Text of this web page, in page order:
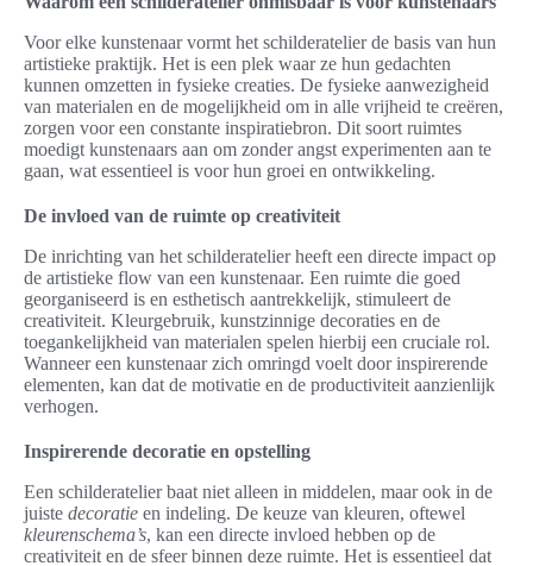
Voor elke kunstenaar vormt het schilderatelier de basis van hun
artistieke praktijk. Het is een plek waar ze hun gedachten
kunnen omzetten in fysieke creaties. De fysieke aanwezigheid
van materialen en de mogelijkheid om in alle vrijheid te creëren,
zorgen voor een constante inspiratiebron. Dit soort ruimtes
moedigt kunstenaars aan om zonder angst experimenten aan te
gaan, wat essentieel is voor hun groei en ontwikkeling.
De invloed van de ruimte op creativiteit
De inrichting van het schilderatelier heeft een directe impact op
de artistieke flow van een kunstenaar. Een ruimte die goed
georganiseerd is en esthetisch aantrekkelijk, stimuleert de
creativiteit. Kleurgebruik, kunstzinnige decoraties en de
toegankelijkheid van materialen spelen hierbij een cruciale rol.
Wanneer een kunstenaar zich omringd voelt door inspirerende
elementen, kan dat de motivatie en de productiviteit aanzienlijk
verhogen.
Inspirerende decoratie en opstelling
Een schilderatelier baat niet alleen in middelen, maar ook in de
juiste decoratie en indeling. De keuze van kleuren, oftewel
kleurenschema’s, kan een directe invloed hebben op de
creativiteit en de sfeer binnen deze ruimte. Het is essentieel dat